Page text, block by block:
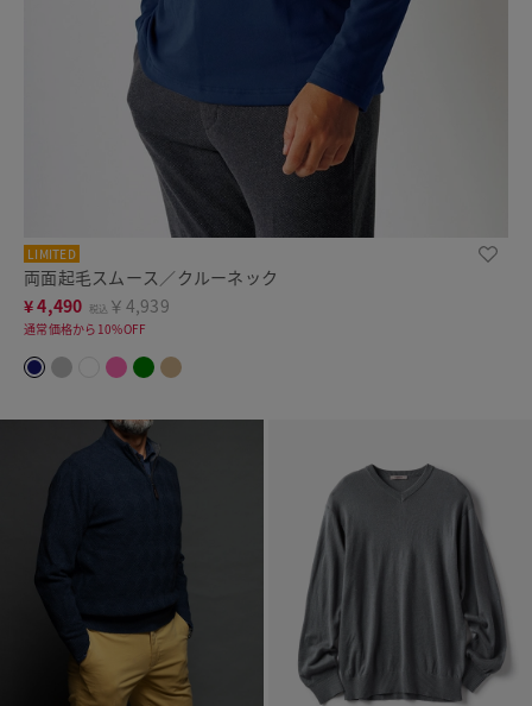
LIMITED
両面起毛スムース／クルーネック
¥4,490 税込 ￥4,939
通常価格から10%OFF